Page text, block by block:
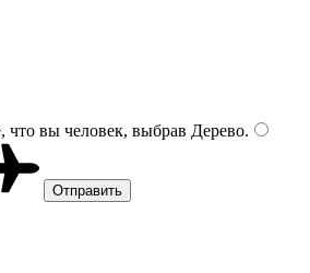
что вы человек, выбрав Дерево.